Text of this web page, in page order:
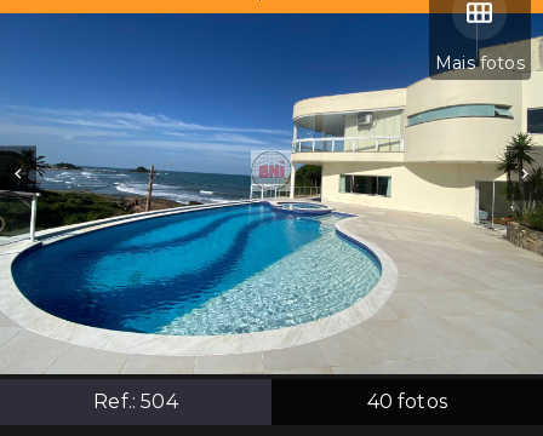
Mais fotos
Ref.:504 40 fotos